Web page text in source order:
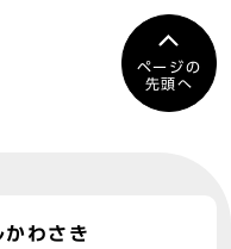
ページの
先頭へ
わさき